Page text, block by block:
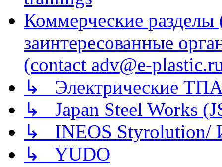
Коммерческие
заинтересованные
(contact adv@e-
↳ Электрические
↳ Japan Steel Works
↳ INEOS
↳ YUDO